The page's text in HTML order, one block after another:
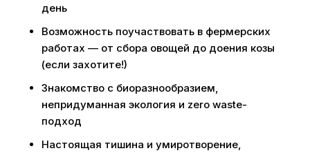
день
Возможность поучаствовать в фермерских
работах — от сбора овощей до доения козы
(если захотите!)
Знакомство с биоразнообразием,
непридуманная экология и zero waste-
подход
Настоящая тишина и умиротворение,